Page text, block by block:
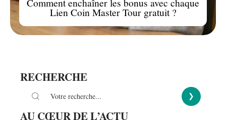
Lien Coin Master Tour gratuit ?
RECHERCHE
AU CŒUR DE L’ACTU